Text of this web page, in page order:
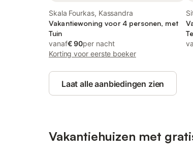
Skala Fourkas, Kassandra
Vakantiewoning voor 4 personen, met
Tuin
vanaf€ 90per nacht
Korting voor eerste boeker
Laat alle aanbiedingen zien
Vakantiehuizen met